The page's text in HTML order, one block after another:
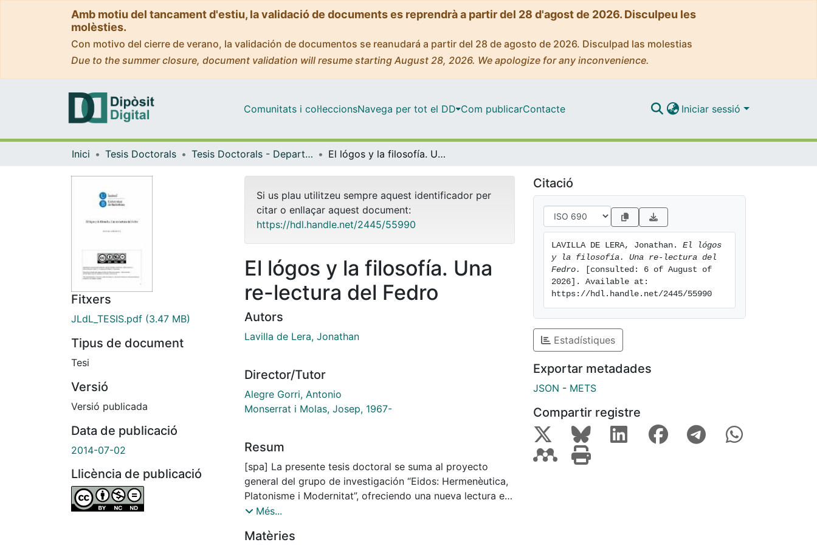
Amb motiu del tancament d'estiu, la validació de documents es reprendrà a partir del 28 d'agost de 2026. Disculpeu les
molèsties.
Con motivo del cierre de verano, la validación de documentos se reanudará a partir del 28 de agosto de 2026. Disculpad las molestias
Due to the summer closure, document validation will resume starting August 28, 2026. We apologize for any inconvenience.
Comunitats i col·leccionsNavega per tot el DD Com publicarContacte Iniciar sessió
Inici Tesis Doctorals Tesis Doctorals - Departament - Filosofia Teorètica i Pràctica El lógos y la filosofía. Una re-lectura del Fedro
Fitxers
JLdL_TESIS.pdf (3.47 MB)
Tipus de document
Tesi
Versió
Versió publicada
Data de publicació
2014-07-02
Llicència de publicació
Si us plau utilitzeu sempre aquest identificador per
citar o enllaçar aquest document:
https://hdl.handle.net/2445/55990
El lógos y la filosofía. Una
re-lectura del Fedro
Autors
Lavilla de Lera, Jonathan
Director/Tutor
Alegre Gorri, Antonio
Monserrat i Molas, Josep, 1967-
Resum
[spa] La presente tesis doctoral se suma al proyecto
general del grupo de investigación “Eidos: Hermenèutica,
Platonisme i Modernitat”, ofreciendo una nueva lectura e
interpretación del diálogo platónico Fedro. La tesis se
introducción, establece los objetivos principales de la
Més...
Matèries
Citació
LAVILLA DE LERA, Jonathan. El lógos
y la filosofía. Una re-lectura del
Fedro.
[consulted: 6 of August of
2026]. Available at:
https://hdl.handle.net/2445/55990
Estadístiques
Exportar metadades
JSON - METS
Compartir registre